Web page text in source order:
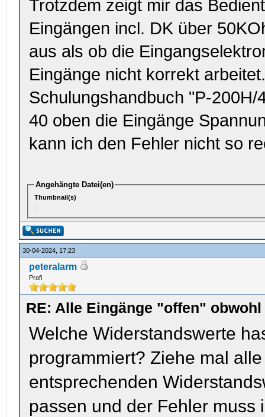
Trotzdem zeigt mir das
Eingängen incl. DK über
aus als ob die
Eingänge nicht korrekt
Schulungshandbuch "P-
40 oben die Eingänge
kann ich den Fehler nicht so
Angehängte Datei(en)
Thumbnail(s)
30-04-2024, 17:23
peteralarm
Profi
RE: Alle Eingänge "offen"
Welche Widerstandswerte
programmiert? Ziehe mal
entsprechenden
passen und der Fehler